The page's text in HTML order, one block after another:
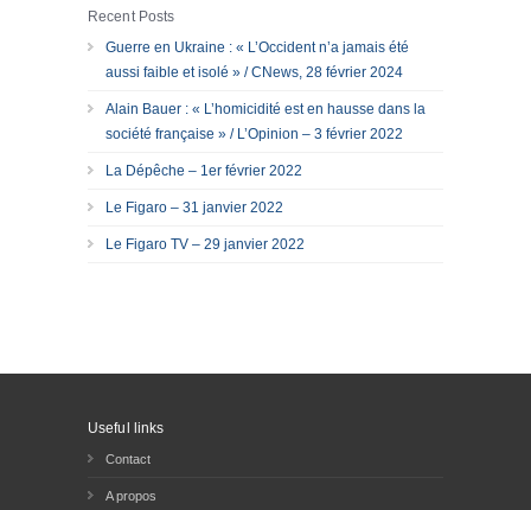
Recent Posts
Guerre en Ukraine : « L’Occident n’a jamais été
aussi faible et isolé » / CNews, 28 février 2024
Alain Bauer : « L’homicidité est en hausse dans la
société française » / L’Opinion – 3 février 2022
La Dépêche – 1er février 2022
Le Figaro – 31 janvier 2022
Le Figaro TV – 29 janvier 2022
Useful links
Contact
A propos